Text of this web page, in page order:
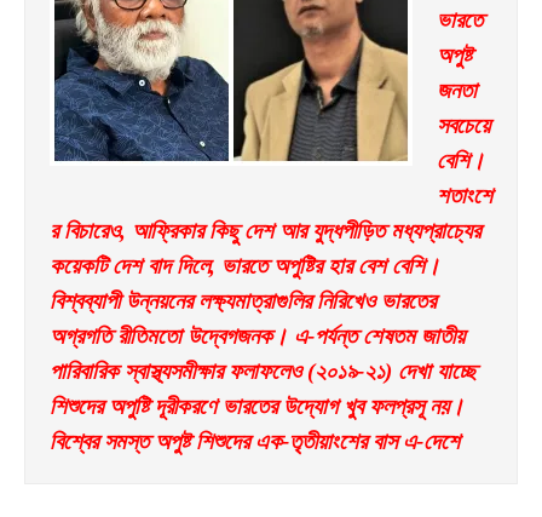
ভারতে
অপুষ্ট
জনতা
সবচেয়ে
বেশি।
শতাংশে
র বিচারেও, আফ্রিকার কিছু দেশ আর যুদ্ধপীড়িত মধ্যপ্রাচ্যের
কয়েকটি দেশ বাদ দিলে, ভারতে অপুষ্টির হার বেশ বেশি।
বিশ্বব্যাপী উন্নয়নের লক্ষ্যমাত্রাগুলির নিরিখেও ভারতের
অগ্রগতি রীতিমতো উদ্বেগজনক। এ-পর্যন্ত শেষতম জাতীয়
পারিবারিক স্বাস্থ্যসমীক্ষার ফলাফলেও (২০১৯-২১) দেখা যাচ্ছে
শিশুদের অপুষ্টি দূরীকরণে ভারতের উদ্যোগ খুব ফলপ্রসূ নয়।
বিশ্বের সমস্ত অপুষ্ট শিশুদের এক-তৃতীয়াংশের বাস এ-দেশে